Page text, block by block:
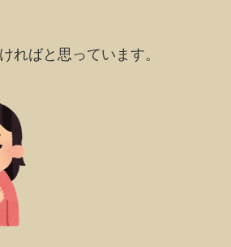
ればと思っています。